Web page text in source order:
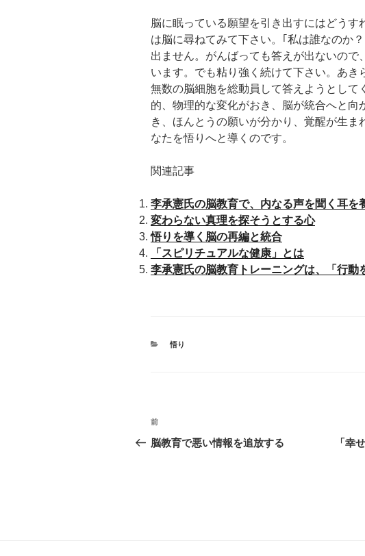
脳に眠っている願望を引き出すにはどうす
は脳に尋ねてみて下さい。｢私は誰なのか
出ません。がんばっても答えが出ないので
います。でも粘り強く続けて下さい。あき
無数の脳細胞を総動員して答えようとして
的、物理的な変化がおき、脳が統合へと向
き、ほんとうの願いが分かり、覚醒が生ま
なたを悟りへと導くのです。
関連記事
李承憲氏の脳教育で、内なる声を聞く耳を
変わらない真理を探そうとする心
悟りを導く脳の再編と統合
「スピリチュアルな健康」とは
李承憲氏の脳教育トレーニングは、「行動
カ
悟り
投
稿
前
の
前
脳教育で悪い情報を追放する
「幸